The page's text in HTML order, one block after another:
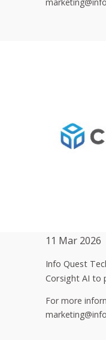
11 Mar 2026
Info Quest
Corsight AI to
For more